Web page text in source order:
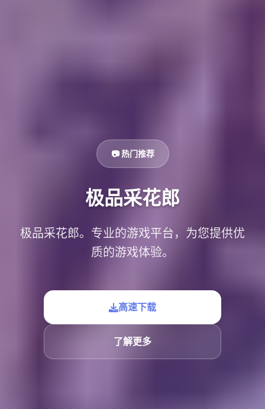
📷 热门推荐
极品采花郎
极品采花郎。专业的游戏平台，为您提供优
质的游戏体验。
高速下载
了解更多